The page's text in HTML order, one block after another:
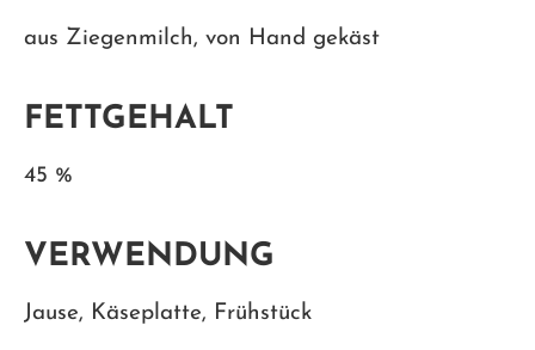
aus Ziegenmilch, von Hand gekäst
FETTGEHALT
45 %
VERWENDUNG
Jause, Käseplatte, Frühstück